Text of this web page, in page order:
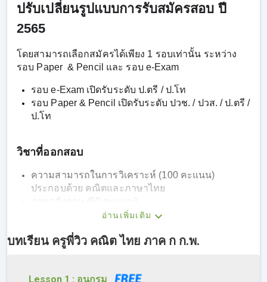
ปรับเปลี่ยนรูปแบบการรับสมัครสอบ ปี
2565
โดยสามารถเลือกสมัครได้เพียง 1 รอบเท่านั้น ระหว่าง
รอบ Paper & Pencil และ รอบ e-Exam
รอบ e-Exam เปิดรับระดับ ป.ตรี / ป.โท
รอบ Paper & Pencil เปิดรับระดับ ปวช. / ปวส. / ป.ตรี /
ป.โท
วิชาที่ออกสอบ
ความสามารถในการวิเคราะห์ (100 คะแนน)
ประกอบด้วย คณิตและภาษาไทย
ภาษาอังกฤษ (50 คะแนน)
ความรู้การเป็นข้าราชการที่ดี (50 คะแนน) ประกอบ
อ่านเพิ่มเติม
บทเรียน ครูพี่วิว คณิต ไทย ภาค ก ก.พ.
Lesson 1 : อนุกรม